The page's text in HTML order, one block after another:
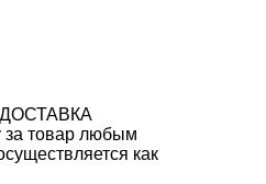
товар любым
как